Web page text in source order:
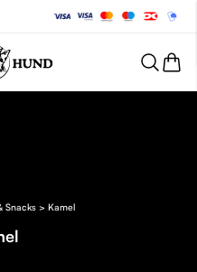
Snacks > Kamel